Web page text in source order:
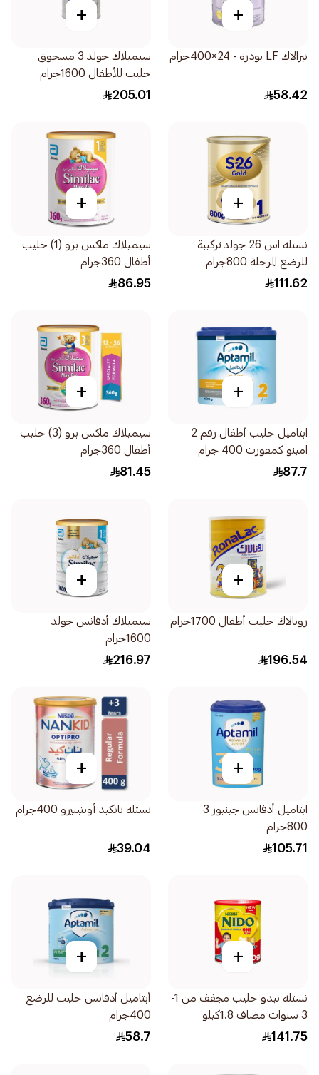
+
نيرالاك LF بودرة - 24×400جرام
58.42
+
سيميلاك جولد 3 مسحوق
حليب للأطفال 1600جرام
205.01
+
نستله اس 26 جولد تركيبة
للرضع المرحلة 800جرام
111.62
+
سيميلاك ماكس برو (1) حليب
أطفال 360جرام
86.95
+
ابتاميل حليب أطفال رقم 2
امينو كمفورت 400 جرام
87.7
+
سيميلاك ماكس برو (3) حليب
أطفال 360جرام
81.45
+
رونالاك حليب أطفال 1700جرام
196.54
+
سيميلاك أدفانس جولد
1600جرام
216.97
+
ابتاميل أدفانس جينيور 3
800جرام
105.71
+
نستله نانكيد أوبتيبيرو 400جرام
39.04
+
نستله نيدو حليب مجفف من 1-
3 سنوات مضاف 1.8كيلو
141.75
+
أبتاميل أدفانس حليب للرضع
400جرام
58.7